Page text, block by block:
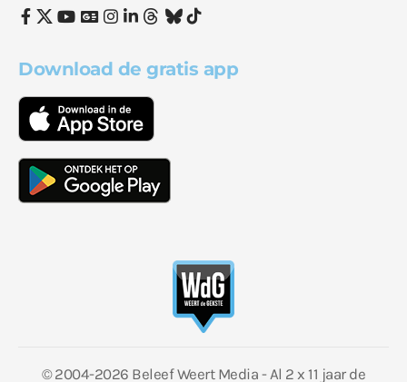
Download de gratis app
© 2004-2026 Beleef Weert Media - Al 2 x 11 jaar de